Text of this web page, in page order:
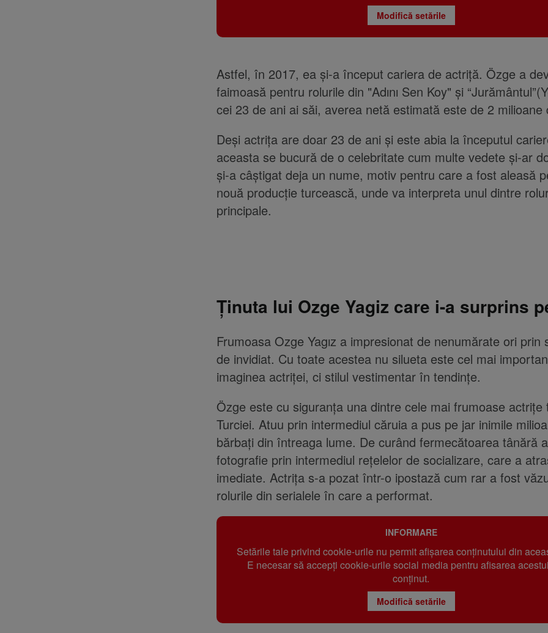
Modifică setările
Astfel, în 2017, ea și-a început cariera de actriță. Özge a
faimoasă pentru rolurile din "Adını Sen Koy" și
cei 23 de ani ai săi, averea netă estimată este de 2 milioane
Deși actrița are doar 23 de ani și este abia la începutul
aceasta se bucură de o celebritate cum multe vedete și-ar
și-a câștigat deja un nume, motiv pentru care a fost aleasă
nouă producție turcească, unde va interpreta unul dintre
principale.
Ținuta lui Ozge Yagiz care i-a surprins
Frumoasa Ozge Yagız a impresionat de nenumărate ori prin
de invidiat. Cu toate acestea nu silueta este cel mai
imaginea actriței, ci stilul vestimentar în tendințe.
Özge este cu siguranța una dintre cele mai frumoase actrițe
Turciei. Atuu prin intermediul căruia a pus pe jar inimile
bărbați din întreaga lume. De curând fermecătoarea tânără
fotografie prin intermediul rețelelor de socializare, care a
imediate. Actrița s-a pozat într-o ipostază cum rar a fost
rolurile din serialele în care a performat.
INFORMARE
Setările tale privind cookie-urile nu permit afișarea conținutului din
E necesar să accepți cookie-urile social media pentru afisarea
conținut.
Modifică setările